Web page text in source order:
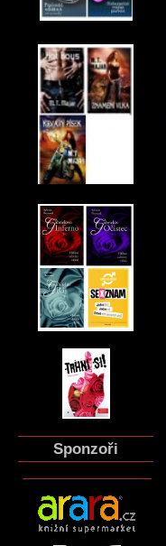
Sponzoři